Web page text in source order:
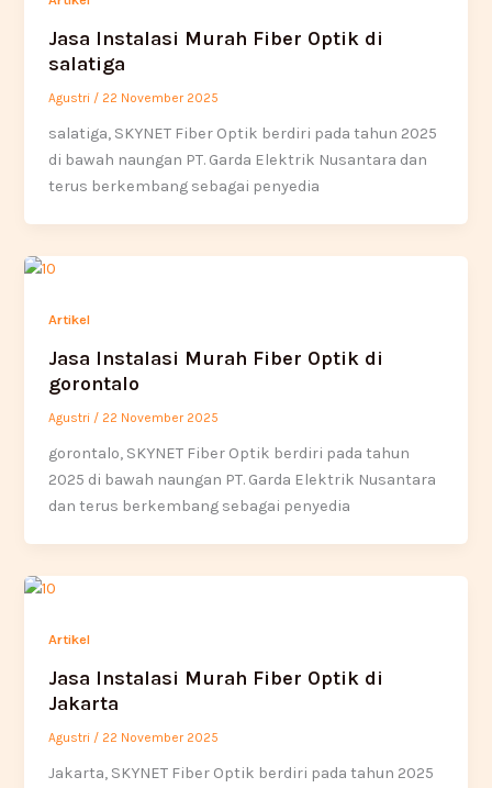
Jasa Instalasi Murah Fiber Optik di
salatiga
Agustri / 22 November 2025
salatiga, SKYNET Fiber Optik berdiri pada tahun 2025
di bawah naungan PT. Garda Elektrik Nusantara dan
terus berkembang sebagai penyedia
Artikel
Jasa Instalasi Murah Fiber Optik di
gorontalo
Agustri / 22 November 2025
gorontalo, SKYNET Fiber Optik berdiri pada tahun
2025 di bawah naungan PT. Garda Elektrik Nusantara
dan terus berkembang sebagai penyedia
Artikel
Jasa Instalasi Murah Fiber Optik di
Jakarta
Agustri / 22 November 2025
Jakarta, SKYNET Fiber Optik berdiri pada tahun 2025